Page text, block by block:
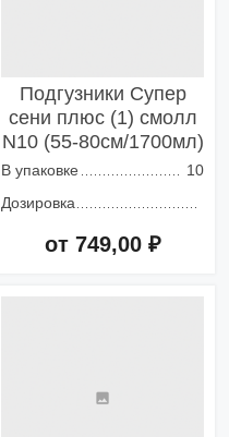
Подгузники Супер
сени плюс (1) смолл
N10 (55-80см/1700мл)
В упаковке
10
Дозировка
от 749,00 ₽